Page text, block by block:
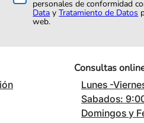
personales de conformidad
Data yTratamiento de Datos
web.
Consultas
Lunes -
Sabados:
Domingos y